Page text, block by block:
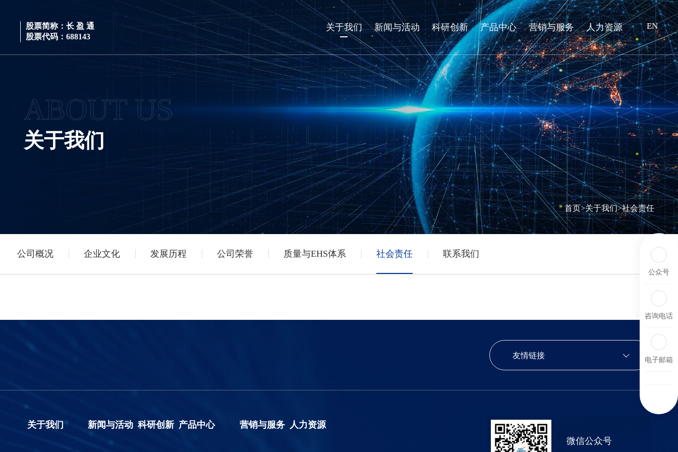
股票简称：长 盈 通
股票代码：688143
关于我们 新闻与活动 科研创新 产品中心 营销与服务 人力资源 EN
ABOUT US
关于我们
首页>关于我们>社会责任
公司概况 企业文化 发展历程 公司荣誉 质量与EHS体系 社会责任 联系我们
友情链接
关于我们 新闻与活动 科研创新 产品中心 营销与服务 人力资源
微信公众号
公众号
咨询电话
电子邮箱